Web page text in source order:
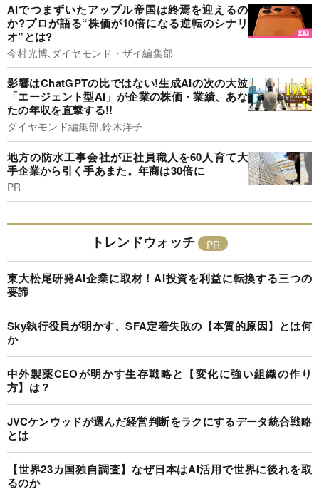
AIでつまずいたアップル帝国は終焉を迎えるの
か?プロが語る“株価が10倍になる逆転のシナリ
オ”とは?
今村光博,ダイヤモンド・ザイ編集部
影響はChatGPTの比ではない!生成AIの次の大波
「エージェント型AI」が企業の株価・業績、あな
たの年収を直撃する!!
ダイヤモンド編集部,鈴木洋子
地方の防水工事会社が正社員職人を60人育て大
手企業から引く手あまた。年商は30倍に
PR
トレンドウォッチ
東大松尾研発AI企業に取材！AI投資を利益に転換する三つの
要諦
Sky執行役員が明かす、SFA定着失敗の【本質的原因】とは何
か
中外製薬CEOが明かす生存戦略と【変化に強い組織の作り
方】は？
JVCケンウッドが選んだ経営判断をラクにするデータ統合戦略
とは
【世界23カ国独自調査】なぜ日本はAI活用で世界に後れを取
るのか